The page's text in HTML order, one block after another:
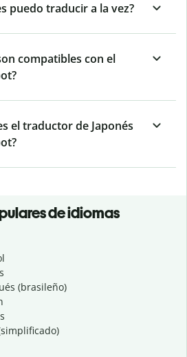
puedo traducir a la vez?
compatibles con el
el traductor de Japonés
de idiomas
(brasileño)